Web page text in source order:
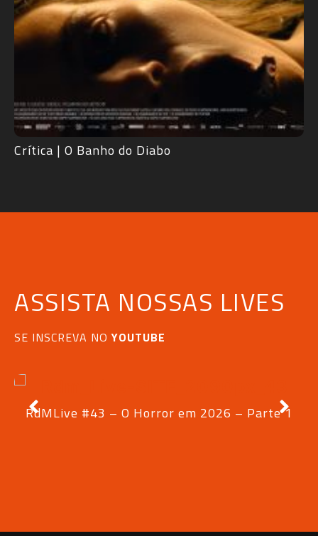
Crítica | O Banho do Diabo
ASSISTA NOSSAS LIVES
SE INSCREVA NOYOUTUBE
RdMLive #43 – O Horror em 2026 – Parte 1